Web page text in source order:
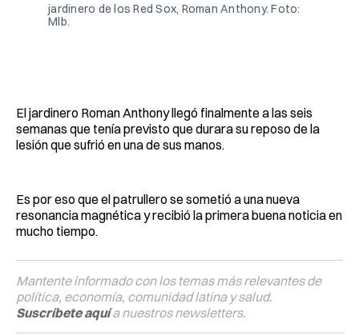
jardinero de los Red Sox, Roman Anthony. Foto:
Mlb.
El jardinero Roman Anthony llegó finalmente a las seis
semanas que tenía previsto que durara su reposo de la
lesión que sufrió en una de sus manos.
Es por eso que el patrullero se sometió a una nueva
resonancia magnética y recibió la primera buena noticia en
mucho tiempo.
Mantente informado con los temas más relevantes de
política, economía, comunidad latina y salud.
Suscríbete aquía nuestros newsletters.